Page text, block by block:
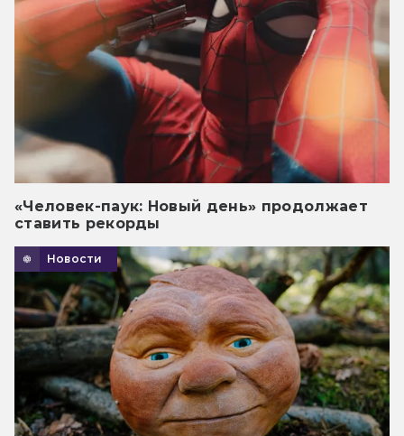
«Человек-паук: Новый день» продолжает
ставить рекорды
Новости